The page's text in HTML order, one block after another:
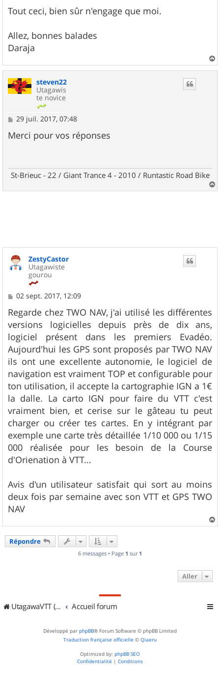
Tout ceci, bien sûr n'engage que moi.
Allez, bonnes balades
Daraja
a
steven22
Utagawis
te novice
M
s
s
29 juil. 2017, 07:48
Merci pour vos réponses
St-Brieuc - 22 / Giant Trance 4 - 2010 / Runtastic Road Bike
a
ZestyCastor
Utagawiste
gourou
M
s
s
a
g
e
02 sept. 2017, 12:09
Regarde chez TWO NAV, j'ai utilisé les différentes
versions logicielles depuis près de dix ans,
logiciel présent dans les premiers Evadéo.
Aujourd'hui les GPS sont proposés par TWO NAV
ils ont une excellente autonomie, le logiciel de
navigation est vraiment TOP et configurable pour
ton utilisation, il accepte la cartographie IGN a 1€
la dalle. La carto IGN pour faire du VTT c'est
vraiment bien, et cerise sur le gâteau tu peut
charger ou créer tes cartes. En y intégrant par
exemple une carte très détaillée 1/10 000 ou 1/15
000 réalisée pour les besoin de la Course
d'Orienation à VTT...
Avis d'un utilisateur satisfait qui sort au moins
deux fois par semaine avec son VTT et GPS TWO
NAV
a
Répondre
6 messages • Page 1 sur 1
Aller
UtagawaVTT (Randos VTT et VTTAE avec traces GPS) Accueil forum
Développé par phpBB® Forum Software © phpBB Limited
Traduction française officielle © Qiaeru
Optimized by: phpBB SEO
Confidentialité | Conditions